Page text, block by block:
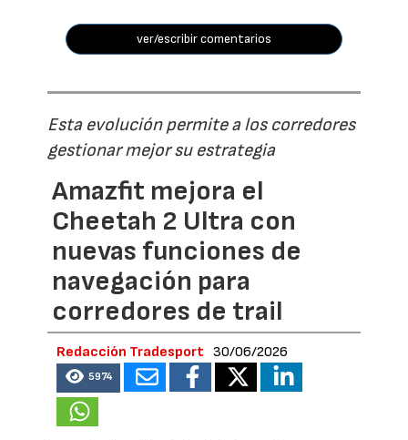
ver/escribir comentarios
Esta evolución permite a los corredores
gestionar mejor su estrategia
Amazfit mejora el
Cheetah 2 Ultra con
nuevas funciones de
navegación para
corredores de trail
Redacción Tradesport 30/06/2026
5974